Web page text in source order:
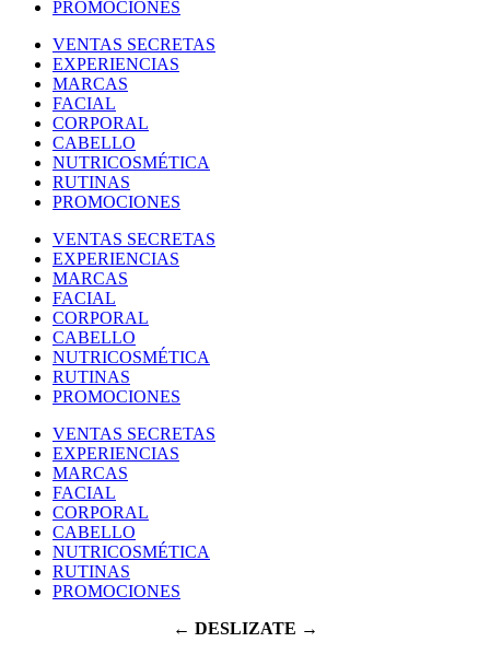
PROMOCIONES
VENTAS SECRETAS
EXPERIENCIAS
MARCAS
FACIAL
CORPORAL
CABELLO
NUTRICOSMÉTICA
RUTINAS
PROMOCIONES
VENTAS SECRETAS
EXPERIENCIAS
MARCAS
FACIAL
CORPORAL
CABELLO
NUTRICOSMÉTICA
RUTINAS
PROMOCIONES
VENTAS SECRETAS
EXPERIENCIAS
MARCAS
FACIAL
CORPORAL
CABELLO
NUTRICOSMÉTICA
RUTINAS
PROMOCIONES
← DESLIZATE →